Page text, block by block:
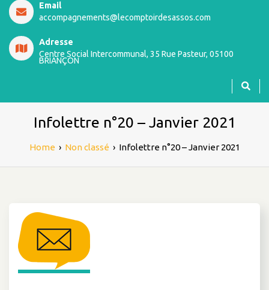
Email
accompagnements@lecomptoirdesassos.com
Adresse
Centre Social Intercommunal, 35 Rue Pasteur, 05100
BRIANÇON
Infolettre n°20 – Janvier 2021
Home › Non classé › Infolettre n°20 – Janvier 2021